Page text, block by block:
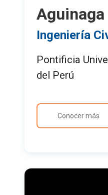
Ingeniería
Pontificia
del Perú
Conocer más